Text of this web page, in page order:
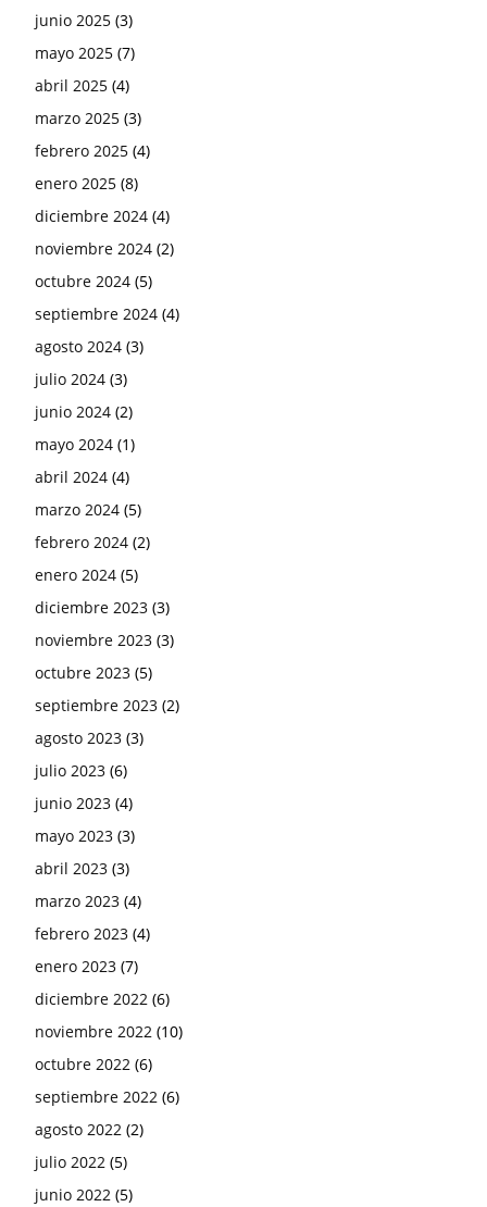
junio 2025 (3)
mayo 2025 (7)
abril 2025 (4)
marzo 2025 (3)
febrero 2025 (4)
enero 2025 (8)
diciembre 2024 (4)
noviembre 2024 (2)
octubre 2024 (5)
septiembre 2024 (4)
agosto 2024 (3)
julio 2024 (3)
junio 2024 (2)
mayo 2024 (1)
abril 2024 (4)
marzo 2024 (5)
febrero 2024 (2)
enero 2024 (5)
diciembre 2023 (3)
noviembre 2023 (3)
octubre 2023 (5)
septiembre 2023 (2)
agosto 2023 (3)
julio 2023 (6)
junio 2023 (4)
mayo 2023 (3)
abril 2023 (3)
marzo 2023 (4)
febrero 2023 (4)
enero 2023 (7)
diciembre 2022 (6)
noviembre 2022 (10)
octubre 2022 (6)
septiembre 2022 (6)
agosto 2022 (2)
julio 2022 (5)
junio 2022 (5)